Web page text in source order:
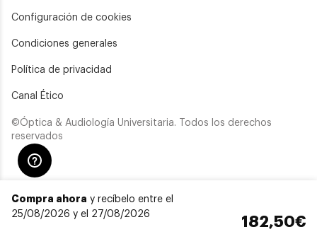
Compra ahora y recíbelo entre el
25/08/2026 y el 27/08/2026
182,50€
Configuración de cookies
Condiciones generales
Política de privacidad
Canal Ético
©Óptica & Audiología Universitaria. Todos los derechos
reservados